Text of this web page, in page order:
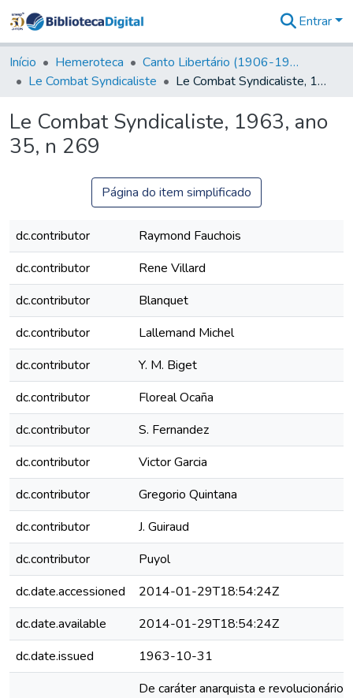
&
Coleções
Tudo na
Digital
Entrar
Início Hemeroteca
Canto Libertário (1906-1995)
Le Combat Syndicaliste
Le Combat Syndicaliste, 1963, ano 35, n 269
Le Combat Syndicaliste, 1963, ano
35, n 269
Página do item simplificado
dc.contributor
Raymond Fauchois
dc.contributor
Rene Villard
dc.contributor
Blanquet
dc.contributor
Lallemand Michel
dc.contributor
Y. M. Biget
dc.contributor
Floreal Ocaña
dc.contributor
S. Fernandez
dc.contributor
Victor Garcia
dc.contributor
Gregorio Quintana
dc.contributor
J. Guiraud
dc.contributor
Puyol
dc.date.accessioned
2014-01-29T18:54:24Z
dc.date.available
2014-01-29T18:54:24Z
dc.date.issued
1963-10-31
De caráter anarquista e revolucionário,